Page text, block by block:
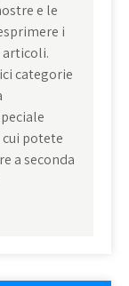
e le
i
categorie
potete
a seconda